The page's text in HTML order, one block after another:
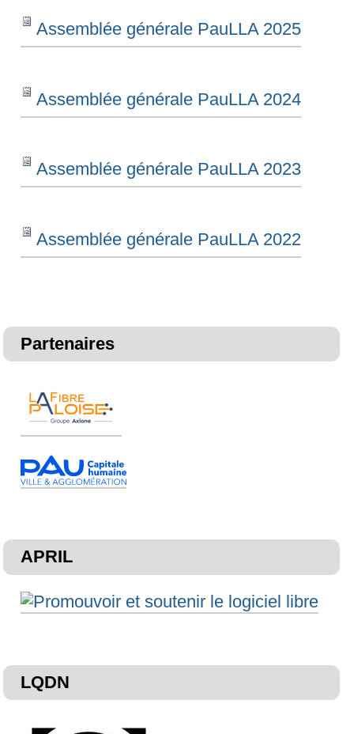
Assemblée générale PauLLA 2025
Assemblée générale PauLLA 2024
Assemblée générale PauLLA 2023
Assemblée générale PauLLA 2022
Partenaires
APRIL
LQDN